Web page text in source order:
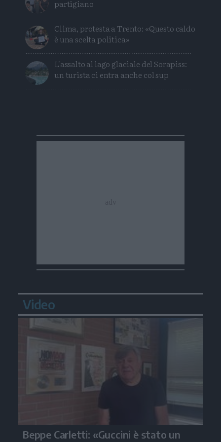
partigiano
Clima, protesta a Trento: «Questo caldo
è una scelta politica»
L'assalto al lago glaciale del Sorapiss:
un turista ci entra anche col sup
Video
Beppe Carletti: «Guccini è stato un